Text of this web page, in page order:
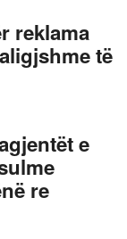
reklama
të
e
re